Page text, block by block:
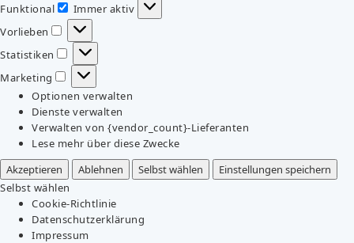
Funktional
Funktional
Immer aktiv
Vorlieben
Vorlieben
Statistiken
Statistiken
Marketing
Marketing
Optionen verwalten
Dienste verwalten
Verwalten von {vendor_count}-Lieferanten
Lese mehr über diese Zwecke
Akzeptieren
Ablehnen Selbst wählen
Einstellungen speichern
Selbst wählen
Cookie-Richtlinie
Datenschutzerklärung
Impressum